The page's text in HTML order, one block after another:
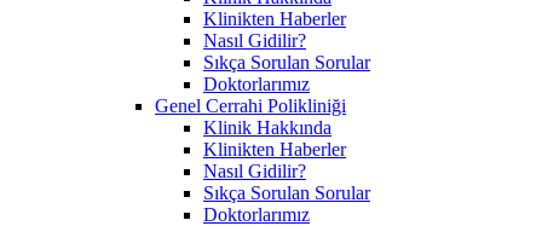
Klinikten Haberler
Nasıl Gidilir?
Sıkça Sorulan Sorular
Doktorlarımız
Genel Cerrahi Polikliniği
Klinik Hakkında
Klinikten Haberler
Nasıl Gidilir?
Sıkça Sorulan Sorular
Doktorlarımız